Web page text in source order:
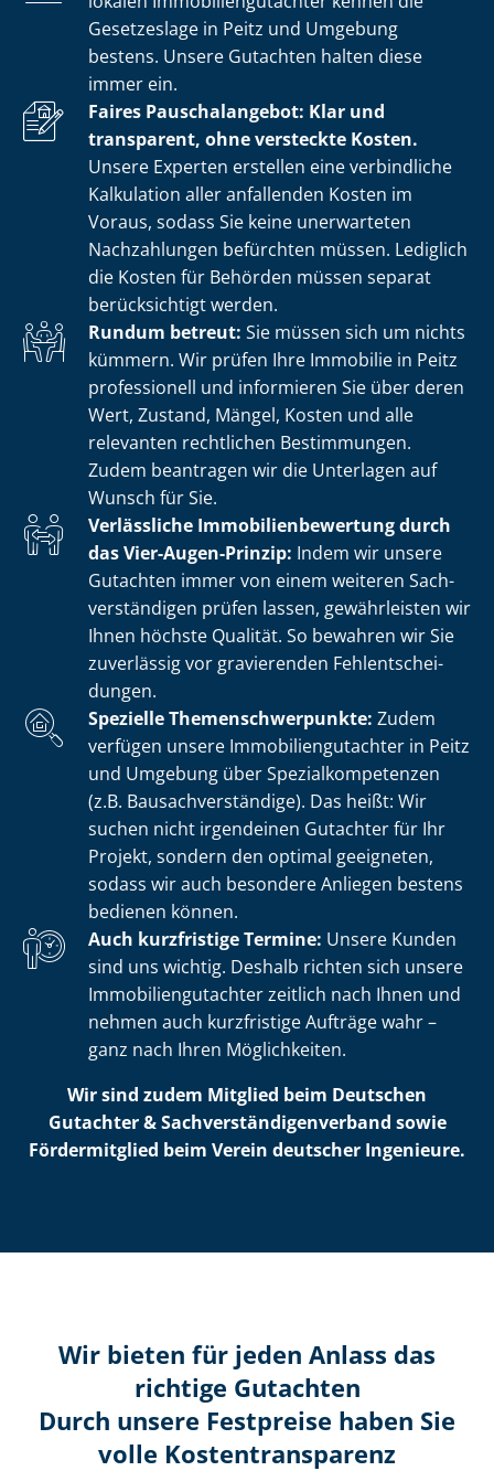
Gesetzeslage in Peitz und Umgebung
bestens. Unsere Gutachten halten diese
immer ein.
Faires Pauschalangebot: Klar und
transparent, ohne versteckte Kosten.
Unsere Experten erstellen eine verbindliche
Kalkulation aller anfallenden Kosten im
Voraus, sodass Sie keine unerwarteten
Nachzahlungen befürchten müssen. Lediglich
die Kosten für Behörden müssen separat
berücksichtigt werden.
Rundum betreut: Sie müssen sich um nichts
kümmern. Wir prüfen Ihre Immobilie in Peitz
professionell und informieren Sie über deren
Wert, Zustand, Mängel, Kosten und alle
relevanten rechtlichen Bestimmungen.
Zudem beantragen wir die Unterlagen auf
Wunsch für Sie.
Verlässliche Im­mo­bi­li­en­be­wer­tung durch
das Vier-Augen-Prinzip: Indem wir unsere
Gutachten immer von einem weiteren Sach­
ver­stän­di­gen prüfen lassen, gewährleisten wir
Ihnen höchste Qualität. So bewahren wir Sie
zuverlässig vor gravierenden Fehl­ent­schei­
dun­gen.
Spezielle The­men­schwer­punk­te: Zudem
verfügen unsere Im­mo­bi­li­en­gut­ach­ter in Peitz
und Umgebung über Spe­zi­al­kom­pe­ten­zen
(z.B. Bau­sach­ver­stän­di­ge). Das heißt: Wir
suchen nicht irgendeinen Gutachter für Ihr
Projekt, sondern den optimal geeigneten,
sodass wir auch besondere Anliegen bestens
bedienen können.
Auch kurzfristige Termine: Unsere Kunden
sind uns wichtig. Deshalb richten sich unsere
Im­mo­bi­li­en­gut­ach­ter zeitlich nach Ihnen und
nehmen auch kurzfristige Aufträge wahr –
ganz nach Ihren Möglichkeiten.
Wir sind zudem Mitglied beim Deutschen
Gutachter & Sach­ver­stän­di­gen­ver­band sowie
Fördermitglied beim Verein deutscher Ingenieure.
Wir bieten für jeden Anlass das
richtige Gutachten
Durch unsere Festpreise haben Sie
volle Kosten­transparenz